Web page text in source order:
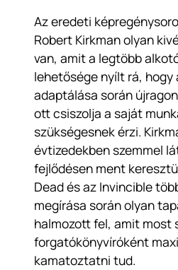
Az eredeti
Robert Kirkman olyan
van, amit a legtöbb
lehetősége nyílt rá, hogy
adaptálása során
ott csiszolja a saját
szükségesnek érzi.
évtizedekben szemmel
fejlődésen ment
Dead és az Invincible
megírása során olyan
halmozott fel, amit most
forgatókönyvíróként
kamatoztatni tud.